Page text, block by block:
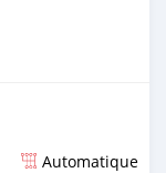
Automatique